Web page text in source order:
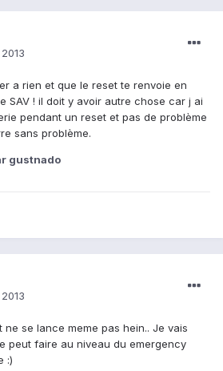
a rien et que le reset te renvoie en
SAV ! il doit y avoir autre chose car j ai
pendant un reset et pas de problème
sans problème.
gustnado
ne se lance meme pas hein.. Je vais
peut faire au niveau du emergency
:)